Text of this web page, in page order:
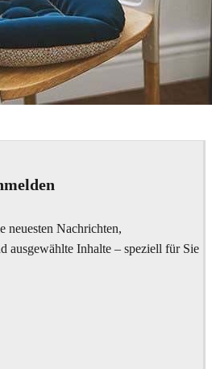
neuesten Nachrichten,
ausgewählte Inhalte – speziell für Sie